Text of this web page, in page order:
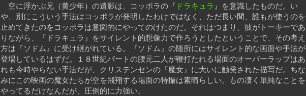
空に浮かぶ兄（黄少年）の遺影は、コッポラの『 ドラキュラ 』を意識したものだ。い
や、別にこういう手法はコッポラが発明したわけではなく、ただ長い間、誰もが使うのを
止めてきたのをコッポラは意図的にやってのけたのだ。それはつまり、彼がトーキーであ
りながら、『ドラキュラ』をサイレント的想像力で作ろうとしたということで、その考え
方は『ソドム』に受け継がれている。『ソドム』の随所にはサイレント的な画面や手法が
登場しているはずだ。１８世紀パートの腰元二人が鞭打たれる場面のオーバーラップはあ
れも今時やらない手法だが、クリステンセンの『魔女』に大いに触発された描写だ。ちな
みにこの映画の魔女たちが空を飛翔する場面の特撮は素晴らしい。もの凄く単純なことを
やってるだけなんだが、圧倒的に力強い。